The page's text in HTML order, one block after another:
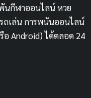
นกีฬาออนไลน์ หวย
ถเล่น การพนันออนไลน์
Android) ได้ตลอด 24